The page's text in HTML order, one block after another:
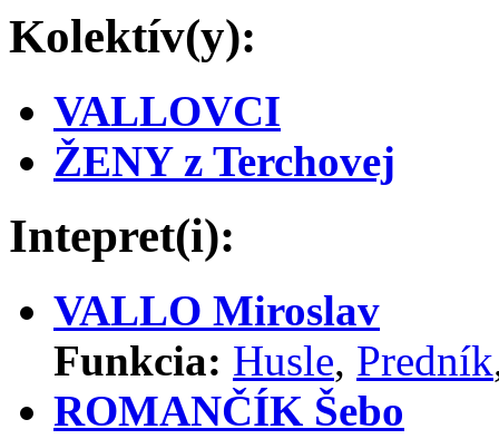
Kolektív(y):
VALLOVCI
ŽENY z Terchovej
Intepret(i):
VALLO Miroslav
Funkcia: Husle, Predník
ROMANČÍK Šebo